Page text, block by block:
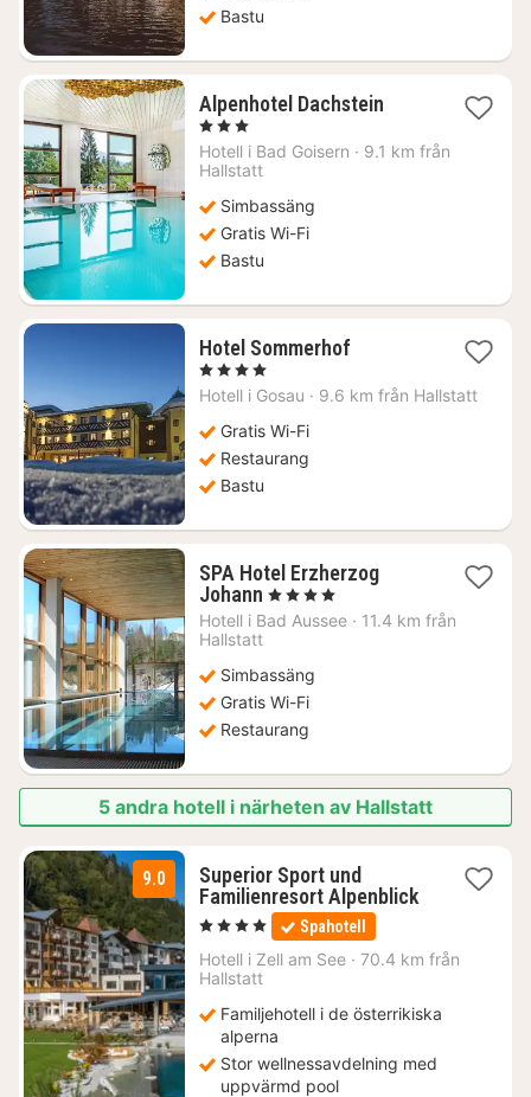
Bastu
Alpenhotel Dachstein1
från
, 3 Stjärnor
Hotell i Bad Goisern · 9.1 km från
Hallstatt
Simbassäng
Gratis Wi-Fi
Bastu
Hotel Sommerhof1
från
, 4 Stjärnor
Hotell i Gosau · 9.6 km från Hallstatt
Gratis Wi-Fi
Restaurang
Bastu
SPA Hotel Erzherzog
Johann 1
natt
kr.
, 4 Stjärnor
Hotell i Bad Aussee · 11.4 km från
Hallstatt
Simbassäng
Gratis Wi-Fi
Restaurang
5 andra hotell i närheten av Hallstatt
9.0
Superior Sport und
Familienresort Alpenblick
2
nätter
för
2598
, 4 Stjärnor Spahotell
Hotell i Zell am See · 70.4 km från
Hallstatt
Familjehotell i de österrikiska
alperna
Stor wellnessavdelning med
uppvärmd pool